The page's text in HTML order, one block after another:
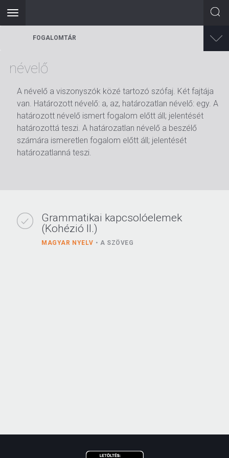
Toggle
navigation
FOGALOMTÁR
névelő
A névelő a viszonyszók közé tartozó szófaj. Két fajtája
van. Határozott névelő: a, az, határozatlan névelő: egy. A
határozott névelő ismert fogalom előtt áll; jelentését
határozottá teszi. A határozatlan névelő a beszélő
számára ismeretlen fogalom előtt áll; jelentését
határozatlanná teszi.
Grammatikai kapcsolóelemek
(Kohézió II.)
MAGYAR NYELV A SZÖVEG